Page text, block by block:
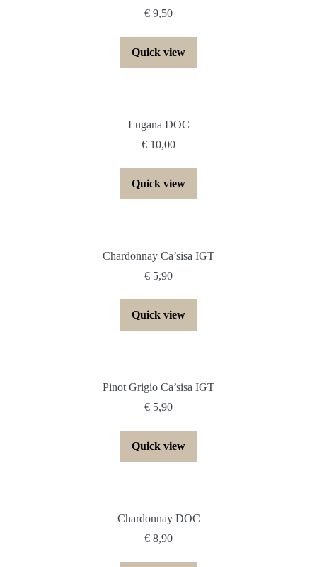
€ 9,50
Quick view
Lugana DOC
€ 10,00
Quick view
Chardonnay Ca’sisa IGT
€ 5,90
Quick view
Pinot Grigio Ca’sisa IGT
€ 5,90
Quick view
Chardonnay DOC
€ 8,90